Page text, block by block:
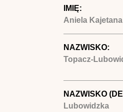
IMIĘ:
Aniela
NAZWISKO:
Topacz-
NAZWISKO
Lubowidzka